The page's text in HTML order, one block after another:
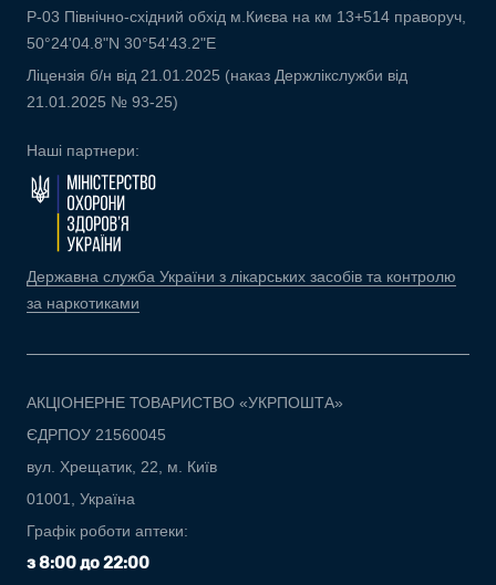
Р-03 Північно-східний обхід м.Києва на км 13+514 праворуч,
50°24'04.8"N 30°54'43.2"E
Ліцензія б/н від 21.01.2025 (наказ Держлікслужби від
21.01.2025 № 93-25)
Наші партнери:
Державна служба України з лікарських засобів та контролю
за наркотиками
АКЦІОНЕРНЕ ТОВАРИСТВО «УКРПОШТА»
ЄДРПОУ 21560045
вул. Хрещатик, 22, м. Київ
01001, Україна
Графік роботи аптеки:
з 8:00 до 22:00